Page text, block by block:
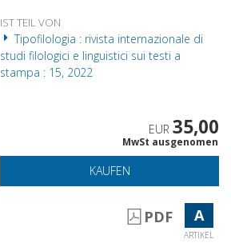
IST TEIL VON
Tipofilologia : rivista internazionale di
studi filologici e linguistici sui testi a
stampa : 15, 2022
EUR 35,00
MwSt ausgenomen
KAUFEN
PDF A
ARTIKEL